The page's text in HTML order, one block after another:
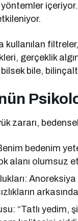
kullanılan
gerçeklik
bile,
zararı,
bedenim
alanı olumsuz
“Tatlı yedim,